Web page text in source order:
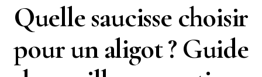
Quelle saucisse choisir
pour un aligot ? Guide